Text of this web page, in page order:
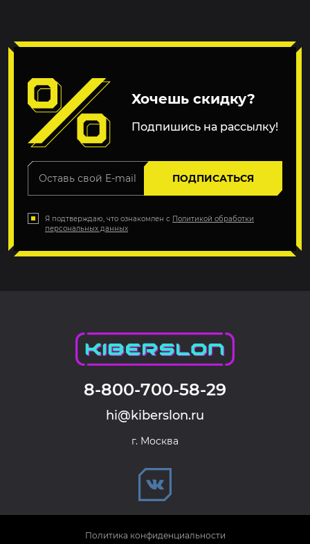
Хочешь скидку?
Подпишись на рассылку!
ПОДПИСАТЬСЯ
Я подтверждаю, что ознакомлен с Политикой обработки
персональных данных
8-800-700-58-29
hi@kiberslon.ru
г. Москва
Политика конфиденциальности